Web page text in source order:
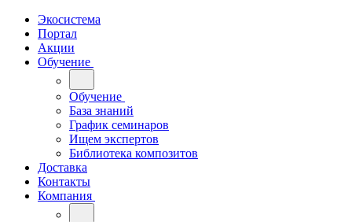
Экосистема
Портал
Акции
Обучение
Обучение
База знаний
График семинаров
Ищем экспертов
Библиотека композитов
Доставка
Контакты
Компания